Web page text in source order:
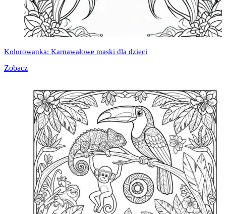
Kolorowanka: Karnawałowe maski dla dzieci
Zobacz